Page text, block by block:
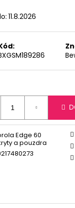
11.8.2026
Edge 60
a pouzdra